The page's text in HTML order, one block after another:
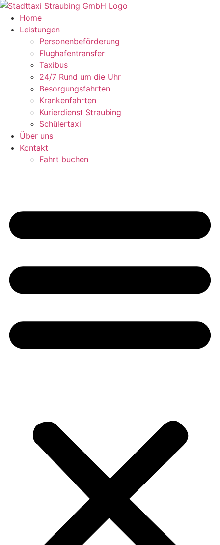
Zum
Inhalt
springen
Home
Leistungen
Personenbeförderung
Flughafentransfer
Taxibus
24/7 Rund um die Uhr
Besorgungsfahrten
Krankenfahrten
Kurierdienst Straubing
Schülertaxi
Über uns
Kontakt
Fahrt buchen